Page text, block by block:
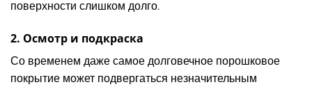
поверхности слишком долго.
2. Осмотр и подкраска
Со временем даже самое долговечное порошковое
покрытие может подвергаться незначительным